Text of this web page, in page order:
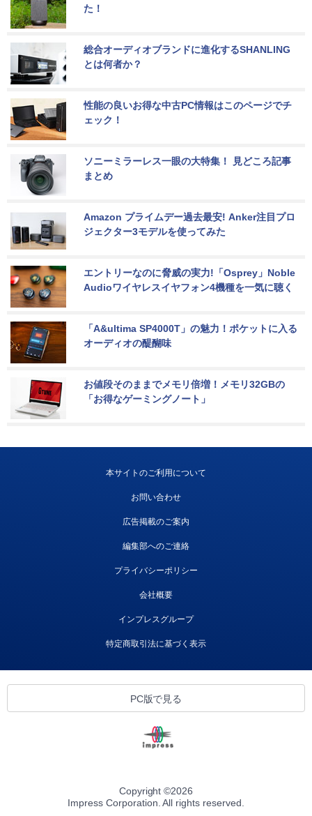
た！
総合オーディオブランドに進化するSHANLING
とは何者か？
性能の良いお得な中古PC情報はこのページでチ
ェック！
ソニーミラーレス一眼の大特集！ 見どころ記事
まとめ
Amazon プライムデー過去最安! Anker注目プロ
ジェクター3モデルを使ってみた
エントリーなのに脅威の実力!「Osprey」Noble
Audioワイヤレスイヤフォン4機種を一気に聴く
「A&ultima SP4000T」の魅力！ポケットに入る
オーディオの醍醐味
お値段そのままでメモリ倍増！メモリ32GBの
「お得なゲーミングノート」
本サイトのご利用について
お問い合わせ
広告掲載のご案内
編集部へのご連絡
プライバシーポリシー
会社概要
インプレスグループ
特定商取引法に基づく表示
PC版で見る
Copyright ©2026
Impress Corporation. All rights reserved.